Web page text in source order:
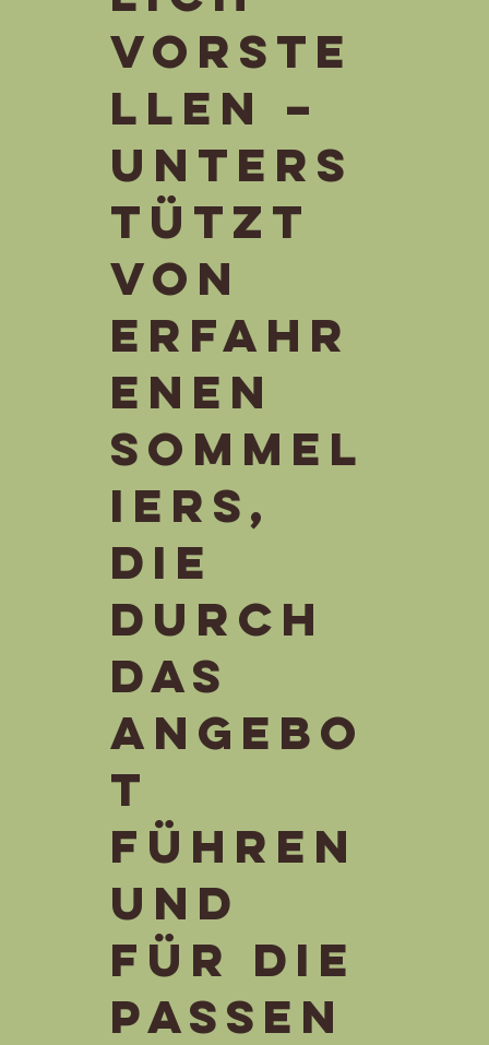
vorste
llen –
unters
tützt
von
erfahr
enen
Sommel
iers,
die
durch
das
Angebo
t
führen
und
für die
passen